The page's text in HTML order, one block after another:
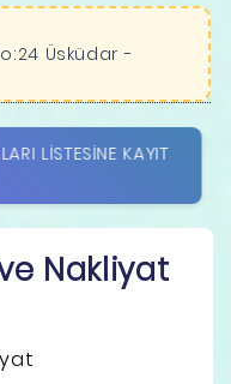
Üsküdar -
LISTESINE KAYIT
Nakliyat